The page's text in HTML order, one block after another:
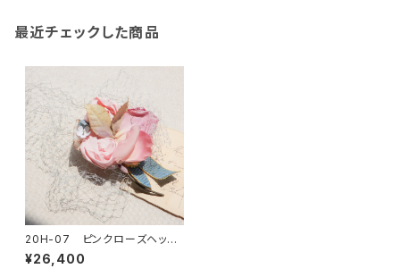
最近チェックした商品
20H-07 ピンクローズヘッド
ドレス
¥26,400